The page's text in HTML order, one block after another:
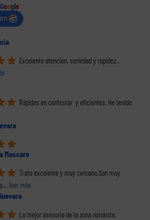
Google
Excelente atención, seriedad y rapidez..
Rápidos en contestar  y eficientes. He tenido
Mascaro
Trato excelente y muy cercano.Son muy
... leer más
La mejor asesoría de la zona noroeste,